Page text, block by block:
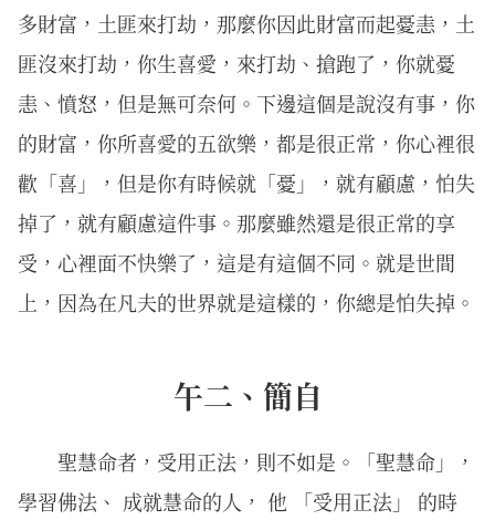
多財富，土匪來打劫，那麼你因此財富而起憂恚，土
匪沒來打劫，你生喜愛，來打劫、搶跑了，你就憂
恚、憤怒，但是無可奈何。下邊這個是說沒有事，你
的財富，你所喜愛的五欲樂，都是很正常，你心裡很
歡「喜」，但是你有時候就「憂」，就有顧慮，怕失
掉了，就有顧慮這件事。那麼雖然還是很正常的享
受，心裡面不快樂了，這是有這個不同。就是世間
上，因為在凡夫的世界就是這樣的，你總是怕失掉。
午二、簡自
聖慧命者，受用正法，則不如是。「聖慧命」，
學習佛法、 成就慧命的人， 他 「受用正法」 的時